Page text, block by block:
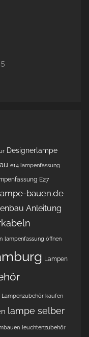
Designerlampe
e14 lampenfassung
E27
bauen.de
Anleitung
lampenfassung öffnen
Lampen
Lampenzubehör kaufen
lampe selber
leuchtenzubehör